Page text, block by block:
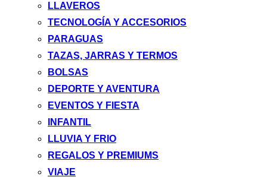
LLAVEROS
TECNOLOGÍA Y ACCESORIOS
PARAGUAS
TAZAS, JARRAS Y TERMOS
BOLSAS
DEPORTE Y AVENTURA
EVENTOS Y FIESTA
INFANTIL
LLUVIA Y FRIO
REGALOS Y PREMIUMS
VIAJE